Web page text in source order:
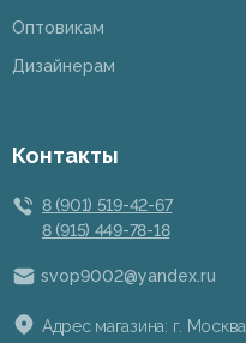
Оптовикам
Дизайнерам
Контакты
8 (901) 519-42-67
8 (915) 449-78-18
svop9002@yandex.ru
Адрес магазина: г. Москва,